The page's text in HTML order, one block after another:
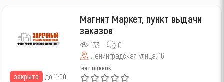
закрыто до 11:00
Магнит Маркет, пункт выдачи
заказов
133
0
Ленинградская улица, 16
нет оценок